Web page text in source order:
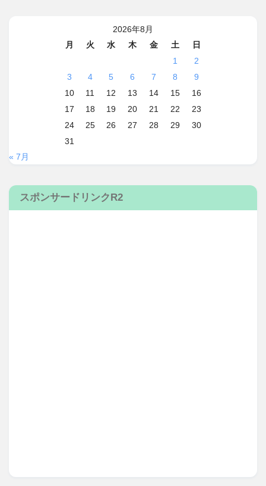
2026年8月
月
火 水 木 金 土
日
1
2
3
4 5 6 7 8
9
10
11 12 13 14 15
16
17
18 19 20 21 22
23
24
25 26 27 28 29
30
31
« 7月
スポンサードリンクR2